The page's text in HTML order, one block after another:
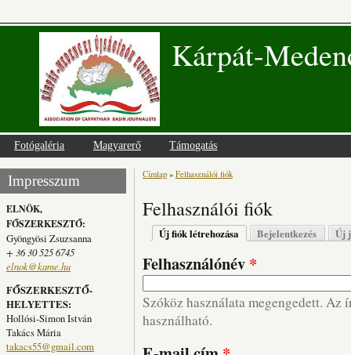
Kárpát-
Fotógaléria Magyarerő Támogatás
Impresszum
ELNÖK,
FŐSZERKESZTŐ:
Gyöngyösi Zsuzsanna
+ 36 30 525 6745
elnok@kame.hu
FŐSZERKESZTŐ-
HELYETTES:
Hollósi-Simon István
Takács Mária
takacs55@gmail.com
Jelenlegi hely
Címlap » Felhasználói fiók
Felhasználói fiók
Elsődleges fülek
Új fiók létrehozása (aktív fül)
Bejelentkezés Új
Felhasználónév *
Szóköz használata megengedett. Az
használható.